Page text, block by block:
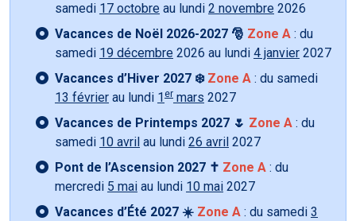
samedi 17 octobre au lundi 2 novembre 2026
Vacances de Noël 2026-2027 🎅 Zone A : du
samedi 19 décembre 2026 au lundi 4 janvier 2027
Vacances d’Hiver 2027 ❄️ Zone A : du samedi
13 février au lundi 1 er mars 2027
Vacances de Printemps 2027 🌷 Zone A : du
samedi 10 avril au lundi 26 avril 2027
Pont de l’Ascension 2027 ✝️ Zone A : du
mercredi 5 mai au lundi 10 mai 2027
Vacances d’Été 2027 ☀️ Zone A : du samedi 3